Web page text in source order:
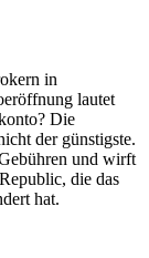
in
lautet
Die
der günstigste.
und wirft
die das
hat.